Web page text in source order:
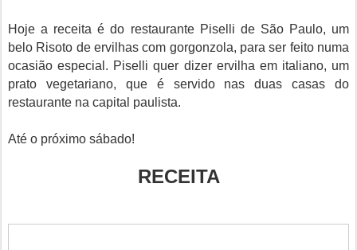
Hoje a receita é do restaurante Piselli de São Paulo, um
belo Risoto de ervilhas com gorgonzola, para ser feito numa
ocasião especial. Piselli quer dizer ervilha em italiano, um
prato vegetariano, que é servido nas duas casas do
restaurante na capital paulista.
Até o próximo sábado!
RECEITA